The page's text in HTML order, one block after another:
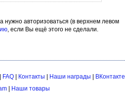
авторизоваться (в верхнем левом
, если Вы ещё этого не сделали.
FAQ| Контакты Наши награды
ВКонтакте
Наши товары